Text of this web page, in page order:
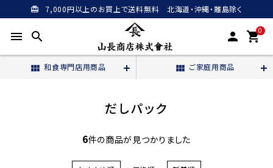
card_giftcard 7,000円以上のお買上で送料無料 北海道・沖縄・離島除く
menu search person 0
shopping_cart
view_module 和食専門店用商品 view_module ご家庭用商品
だしパック
6件の商品が見つかりました